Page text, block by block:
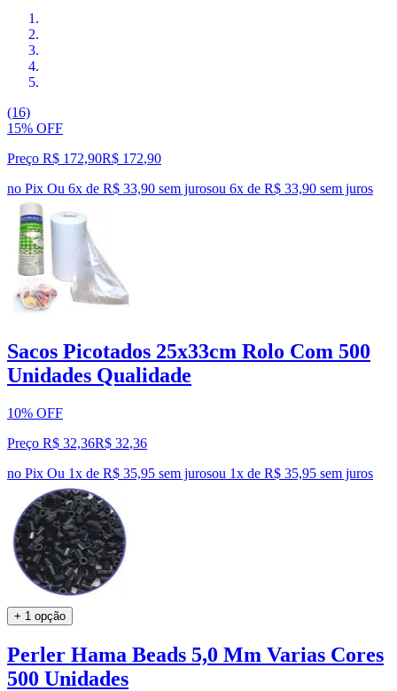
(16)
15% OFF
Preço R$ 172,90R$ 172,90
no Pix Ou 6x de R$ 33,90 sem jurosou 6x de R$ 33,90 sem juros
Sacos Picotados 25x33cm Rolo Com 500
Unidades Qualidade
10% OFF
Preço R$ 32,36R$ 32,36
no Pix Ou 1x de R$ 35,95 sem jurosou 1x de R$ 35,95 sem juros
+ 1 opção
Perler Hama Beads 5,0 Mm Varias Cores
500 Unidades